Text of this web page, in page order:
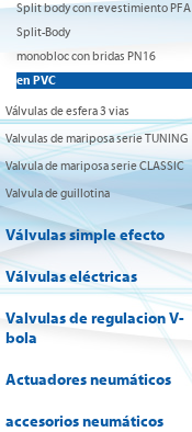
Split body con revestimiento PFA
Split-Body
monobloc con bridas PN16
en PVC
Válvulas de esfera 3 vias
Valvulas de mariposa serie TUNING
Valvula de mariposa serie CLASSIC
Valvula de guillotina
Válvulas simple efecto
Válvulas eléctricas
Valvulas de regulacion V-
bola
Actuadores neumáticos
accesorios neumáticos